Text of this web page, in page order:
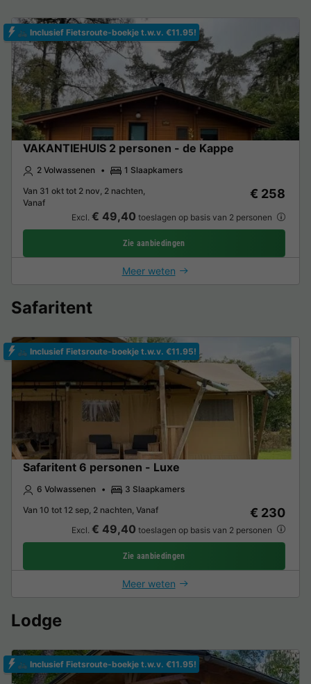
🚲 Inclusief Fietsroute-boekje t.w.v. €11.95!
VAKANTIEHUIS 2 personen - de Kappe
2 Volwassenen
1 Slaapkamers
Van 31 okt tot 2 nov, 2 nachten,
Vanaf
€ 258
Excl. € 49,40 toeslagen op basis van 2 personen
Zie aanbiedingen
Meer weten
Safaritent
🚲 Inclusief Fietsroute-boekje t.w.v. €11.95!
Safaritent 6 personen - Luxe
6 Volwassenen
3 Slaapkamers
Van 10 tot 12 sep, 2 nachten, Vanaf
€ 230
Excl. € 49,40 toeslagen op basis van 2 personen
Zie aanbiedingen
Meer weten
Lodge
🚲 Inclusief Fietsroute-boekje t.w.v. €11.95!